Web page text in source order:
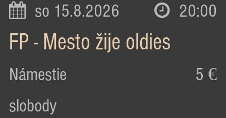
so 15.8.2026 20:00
FP - Mesto žije oldies
Námestie
slobody
5 €